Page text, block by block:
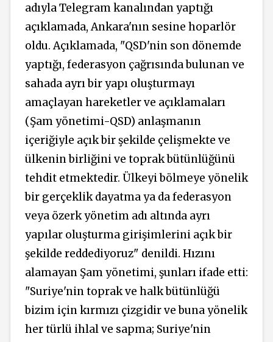
adıyla Telegram kanalından yaptığı
açıklamada, Ankara'nın sesine hoparlör
oldu. Açıklamada, "QSD'nin son dönemde
yaptığı, federasyon çağrısında bulunan ve
sahada ayrı bir yapı oluşturmayı
amaçlayan hareketler ve açıklamaları
(Şam yönetimi-QSD) anlaşmanın
içeriğiyle açık bir şekilde çelişmekte ve
ülkenin birliğini ve toprak bütünlüğünü
tehdit etmektedir. Ülkeyi bölmeye yönelik
bir gerçeklik dayatma ya da federasyon
veya özerk yönetim adı altında ayrı
yapılar oluşturma girişimlerini açık bir
şekilde reddediyoruz" denildi. Hızını
alamayan Şam yönetimi, şunları ifade etti:
"Suriye'nin toprak ve halk bütünlüğü
bizim için kırmızı çizgidir ve buna yönelik
her türlü ihlal ve sapma; Suriye'nin